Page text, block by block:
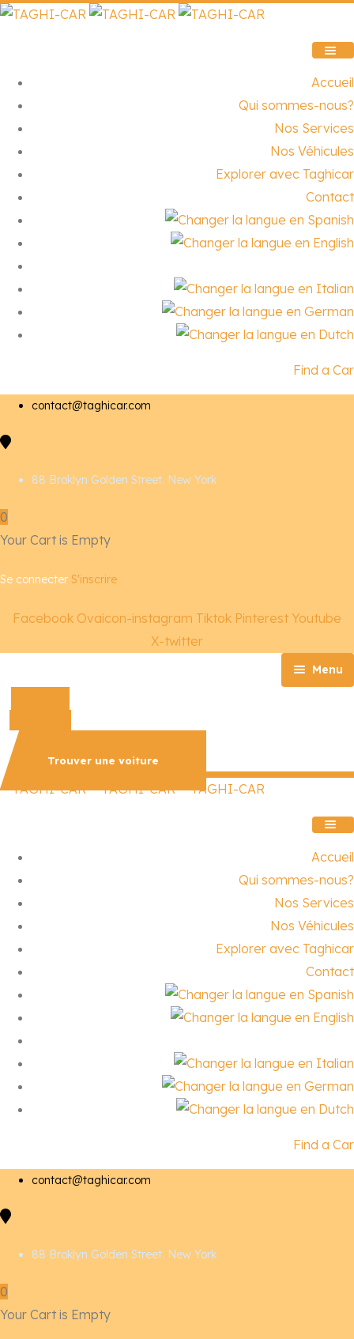
Accueil
Qui sommes-nous?
Nos Services
Nos Véhicules
Explorer avec Taghicar
Contact
Find a Car
contact@taghicar.com
88 Broklyn Golden Street. New York
0
Your Cart is Empty
Se connecter S'inscrire
Facebook Ovaicon-instagram Tiktok Pinterest Youtube
X-twitter
Menu
Nos Services
Nos Véhicules
Explorer avec Taghicar
Trouver une voiture
Accueil
Qui sommes-nous?
Nos Services
Nos Véhicules
Explorer avec Taghicar
Contact
Find a Car
contact@taghicar.com
88 Broklyn Golden Street. New York
0
Your Cart is Empty